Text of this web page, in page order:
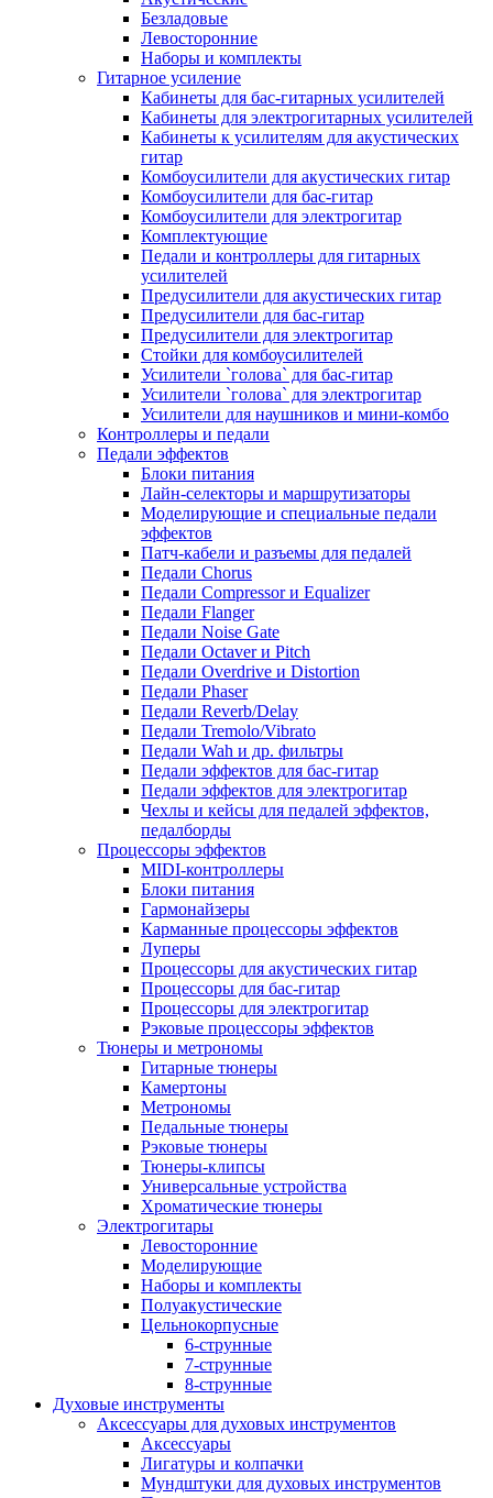
Безладовые
Левосторонние
Наборы и комплекты
Гитарное усиление
Кабинеты для бас-гитарных усилителей
Кабинеты для электрогитарных усилителей
Кабинеты к усилителям для акустических
гитар
Комбоусилители для акустических гитар
Комбоусилители для бас-гитар
Комбоусилители для электрогитар
Комплектующие
Педали и контроллеры для гитарных
усилителей
Предусилители для акустических гитар
Предусилители для бас-гитар
Предусилители для электрогитар
Стойки для комбоусилителей
Усилители `голова` для бас-гитар
Усилители `голова` для электрогитар
Усилители для наушников и мини-комбо
Контроллеры и педали
Педали эффектов
Блоки питания
Лайн-селекторы и маршрутизаторы
Моделирующие и специальные педали
эффектов
Патч-кабели и разъемы для педалей
Педали Chorus
Педали Compressor и Equalizer
Педали Flanger
Педали Noise Gate
Педали Octaver и Pitch
Педали Overdrive и Distortion
Педали Phaser
Педали Reverb/Delay
Педали Tremolo/Vibrato
Педали Wah и др. фильтры
Педали эффектов для бас-гитар
Педали эффектов для электрогитар
Чехлы и кейсы для педалей эффектов,
педалборды
Процессоры эффектов
MIDI-контроллеры
Блоки питания
Гармонайзеры
Карманные процессоры эффектов
Луперы
Процессоры для акустических гитар
Процессоры для бас-гитар
Процессоры для электрогитар
Рэковые процессоры эффектов
Тюнеры и метрономы
Гитарные тюнеры
Камертоны
Метрономы
Педальные тюнеры
Рэковые тюнеры
Тюнеры-клипсы
Универсальные устройства
Хроматические тюнеры
Электрогитары
Левосторонние
Моделирующие
Наборы и комплекты
Полуакустические
Цельнокорпусные
6-струнные
7-струнные
8-струнные
Духовые инструменты
Аксессуары для духовых инструментов
Аксессуары
Лигатуры и колпачки
Мундштуки для духовых инструментов